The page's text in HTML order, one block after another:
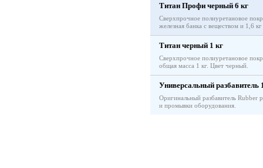
Титан Профи черный 6 кг
Сверхпрочное полиуретановое
железная банка с веществом и 1,6
Титан черный 1 кг
Сверхпрочное полиуретановое
общая масса 1 кг. Цвет черный.
Универсальный разбавитель
Оригинальный разбавитель Rubber
и промывки оборудования.